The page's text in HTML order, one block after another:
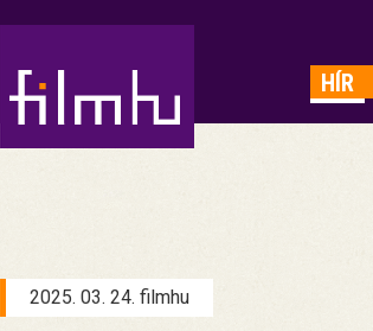
HÍR
2025. 03. 24. filmhu